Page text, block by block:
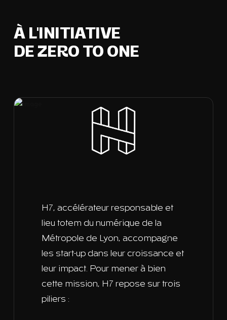
À L'INITIATIVE
DE ZERO TO ONE
H7, accélérateur responsable et
lieu totem du numérique de la
Métropole de Lyon, accompagne
les start-up dans leur croissance et
leur impact. Pour mener à bien
cette mission, H7 repose sur trois
piliers :